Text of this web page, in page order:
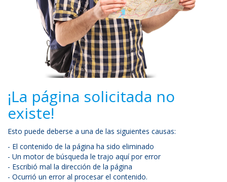
¡La página solicitada no
existe!
Esto puede deberse a una de las siguientes causas:
- El contenido de la página ha sido eliminado
- Un motor de búsqueda le trajo aquí por error
- Escribió mal la dirección de la página
- Ocurrió un error al procesar el contenido.